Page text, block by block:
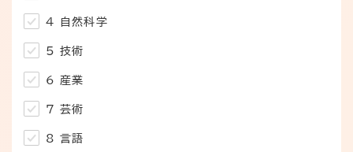
4 自然科学
5 技術
6 産業
7 芸術
8 言語